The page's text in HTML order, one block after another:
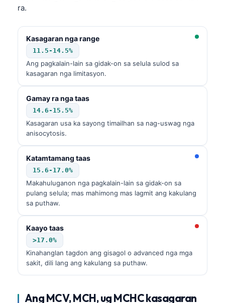
ra.
Kasagaran nga range
11.5-14.5%
Ang pagkalain-lain sa gidak-on sa selula sulod sa
kasagaran nga limitasyon.
Gamay ra nga taas
14.6-15.5%
Kasagaran usa ka sayong timailhan sa nag-uswag nga
anisocytosis.
Katamtamang taas
15.6-17.0%
Makahuluganon nga pagkalain-lain sa gidak-on sa
pulang selula; mas mahimong mas lagmit ang kakulang
sa puthaw.
Kaayo taas
>17.0%
Kinahanglan tagdon ang gisagol o advanced nga mga
sakit, dili lang ang kakulang sa puthaw.
Ang MCV, MCH, ug MCHC kasagaran
العربية المغربية
Afrikaans
Монгол
ພາສາລາວ
Basa Jawa
Кыргызча
Татар теле
Беларуская мова
Esperanto
Frysk
Ślōnskŏ gŏdka
Norsk bokmål